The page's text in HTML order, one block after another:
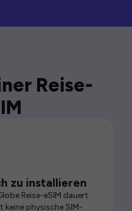
Reise-
zu installieren
Reise-eSIM dauert
keine physische SIM-